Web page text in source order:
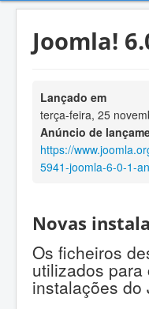
Joomla!
Lançado em
terça-feira, 25
Anúncio de
https://
5941-joomla-6-0-1-
Novas
Os ficheiros
utilizados para
instalações do